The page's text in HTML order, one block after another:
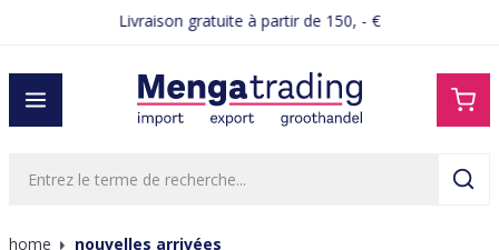
Livraison gratuite à partir de 150, - €
home nouvelles arrivées